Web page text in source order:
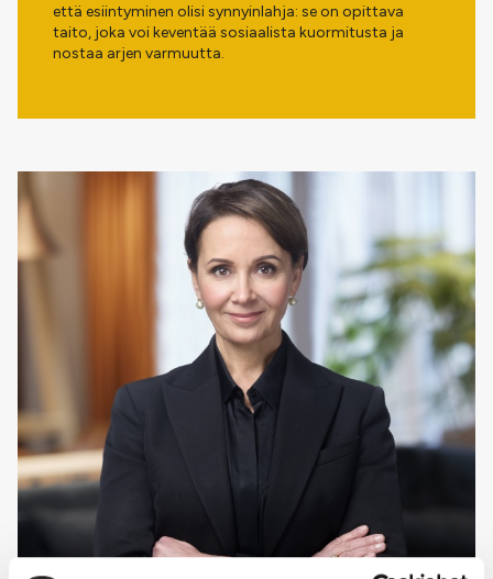
että esiintyminen olisi synnyinlahja: se on opittava
taito, joka voi keventää sosiaalista kuormitusta ja
nostaa arjen varmuutta.